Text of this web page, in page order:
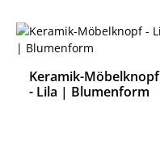
Keramik-Möbelknopf
- Lila | Blumenform